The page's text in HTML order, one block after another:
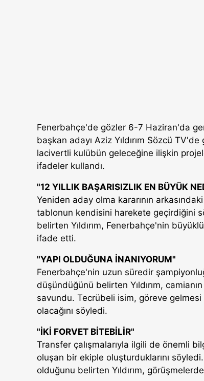
Fenerbahçe'de gözler 6-7 Haziran'da
başkan adayı Aziz Yıldırım Sözcü
lacivertli kulübün geleceğine ilişkin
ifadeler kullandı.
"12 YILLIK BAŞARISIZLIK EN BÜYÜK
Yeniden aday olma kararının
tablonun kendisini harekete geçirdiğini
belirten Yıldırım, Fenerbahçe'nin
ifade etti.
"YAPI OLDUĞUNA İNANIYORUM"
Fenerbahçe'nin uzun süredir
düşündüğünü belirten Yıldırım,
savundu. Tecrübeli isim, göreve gelmesi
olacağını söyledi.
"İKİ FORVET BİTEBİLİR"
Transfer çalışmalarıyla ilgili de önemli
oluşan bir ekiple oluşturduklarını
olduğunu belirten Yıldırım,